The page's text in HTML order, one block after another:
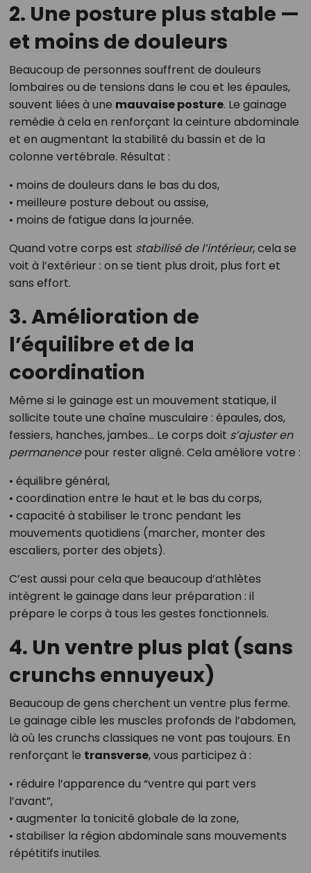
2. Une posture plus stable —
et moins de douleurs
Beaucoup de personnes souffrent de douleurs
lombaires ou de tensions dans le cou et les épaules,
souvent liées à une mauvaise posture. Le gainage
remédie à cela en renforçant la ceinture abdominale
et en augmentant la stabilité du bassin et de la
colonne vertébrale. Résultat :
• moins de douleurs dans le bas du dos,
• meilleure posture debout ou assise,
• moins de fatigue dans la journée.
Quand votre corps est stabilisé de l’intérieur, cela se
voit à l’extérieur : on se tient plus droit, plus fort et
sans effort.
3. Amélioration de
l’équilibre et de la
coordination
Même si le gainage est un mouvement statique, il
sollicite toute une chaîne musculaire : épaules, dos,
fessiers, hanches, jambes… Le corps doit s’ajuster en
permanencepour rester aligné. Cela améliore votre :
• équilibre général,
• coordination entre le haut et le bas du corps,
• capacité à stabiliser le tronc pendant les
mouvements quotidiens (marcher, monter des
escaliers, porter des objets).
C’est aussi pour cela que beaucoup d’athlètes
intègrent le gainage dans leur préparation : il
prépare le corps à tous les gestes fonctionnels.
4. Un ventre plus plat (sans
crunchs ennuyeux)
Beaucoup de gens cherchent un ventre plus ferme.
Le gainage cible les muscles profonds de l’abdomen,
là où les crunchs classiques ne vont pas toujours. En
renforçant le transverse, vous participez à :
• réduire l’apparence du “ventre qui part vers
l’avant”,
• augmenter la tonicité globale de la zone,
• stabiliser la région abdominale sans mouvements
répétitifs inutiles.